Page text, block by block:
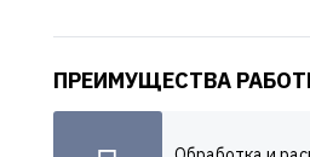
ПРЕИМУЩЕСТВА